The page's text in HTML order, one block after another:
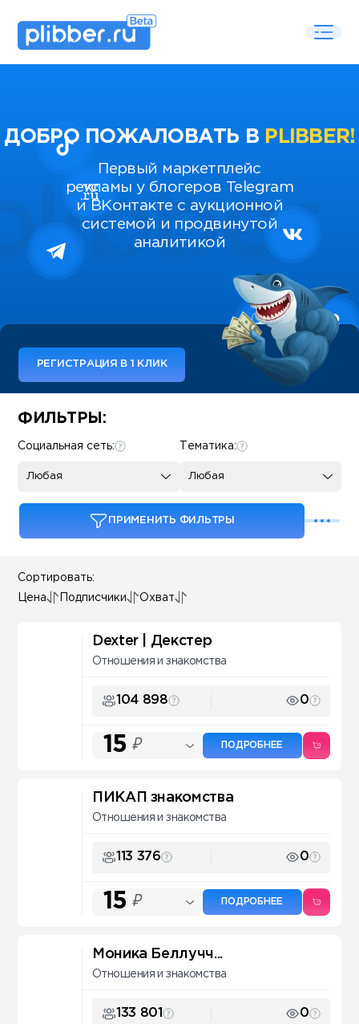
ДОБРО ПОЖАЛОВАТЬ В PLIBBER!
Первый маркетплейс
рекламы у блогеров Telegram
и ВКонтакте с аукционной
системой и продвинутой
аналитикой
РЕГИСТРАЦИЯ В 1 КЛИК
Some SEO Title
ФИЛЬТРЫ:
Тематика:
Любая
Социальная сеть:
Любая
ПРИМЕНИТЬ ФИЛЬТРЫ
Сортировать:
Цена Подписчики Охват
Dexter | Декстер
Отношения и знакомства
104 898 0
15 ₽ ПОДРОБНЕЕ
ПИКАП знакомства
Отношения и знакомства
113 376 0
15 ₽ ПОДРОБНЕЕ
Моника Беллучч...
Отношения и знакомства
133 801 0